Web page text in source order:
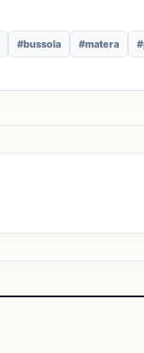
#bussola #matera